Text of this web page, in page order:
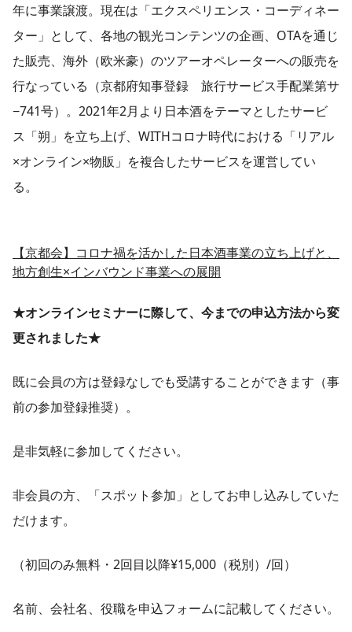
年に事業譲渡。現在は「エクスペリエンス・コーディネー
ター」として、各地の観光コンテンツの企画、OTAを通じ
た販売、海外（欧米豪）のツアーオペレーターへの販売を
行なっている（京都府知事登録 旅行サービス手配業第サ
−741号）。2021年2月より日本酒をテーマとしたサービ
ス「朔」を立ち上げ、WITHコロナ時代における「リアル
×オンライン×物販」を複合したサービスを運営してい
る。
【京都会】コロナ禍を活かした日本酒事業の立ち上げと、
地方創生×インバウンド事業への展開
★オンラインセミナーに際して、今までの申込方法から変
更されました★
既に会員の方は登録なしでも受講することができます（事
前の参加登録推奨）。
是非気軽に参加してください。
非会員の方、「スポット参加」としてお申し込みしていた
だけます。
（初回のみ無料・2回目以降¥15,000（税別）/回）
名前、会社名、役職を申込フォームに記載してください。